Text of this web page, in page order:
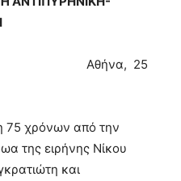
25
χρόνων από την
της ειρήνης Νίκου
και